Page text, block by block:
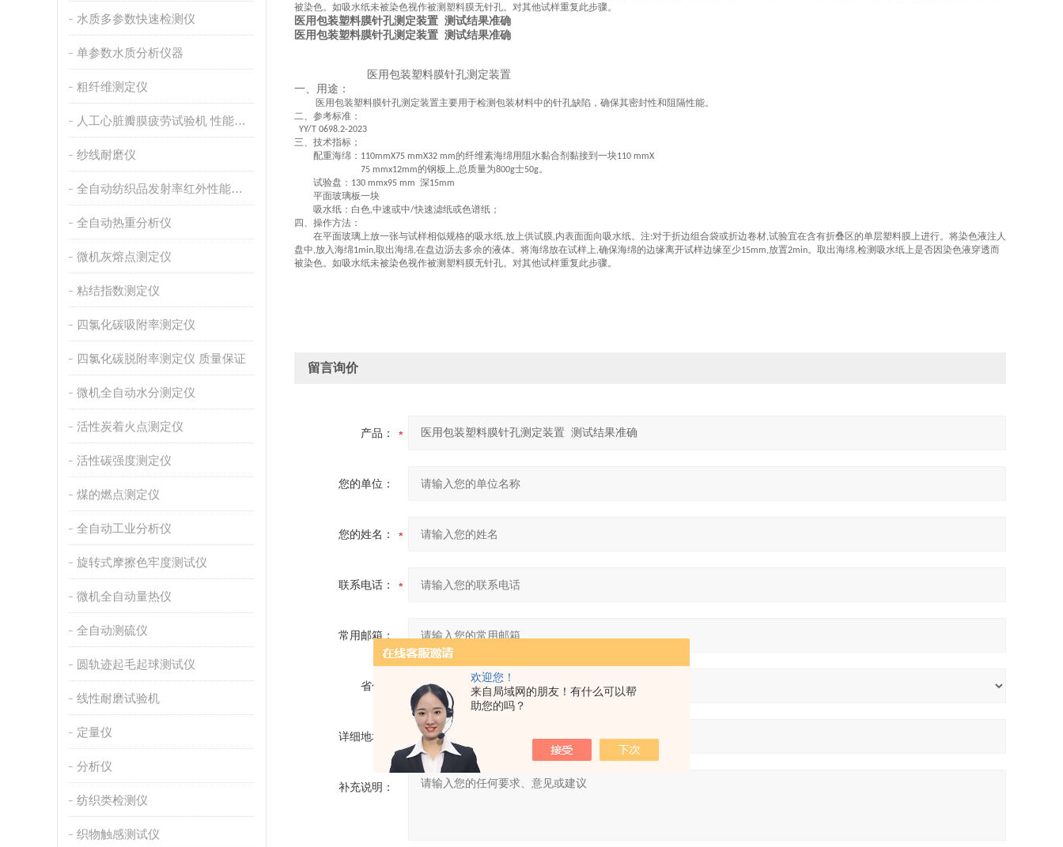
欢迎您！
来自局域网的朋友！有什么可以帮
助您的吗？
水质多参数快速检测仪
单参数水质分析仪器
粗纤维测定仪
人工心脏瓣膜疲劳试验机 性能稳定
纱线耐磨仪
全自动纺织品发射率红外性能分析
全自动热重分析仪
微机灰熔点测定仪
粘结指数测定仪
四氯化碳吸附率测定仪
四氯化碳脱附率测定仪 质量保证
微机全自动水分测定仪
活性炭着火点测定仪
活性碳强度测定仪
煤的燃点测定仪
全自动工业分析仪
旋转式摩擦色牢度测试仪
微机全自动量热仪
全自动测硫仪
圆轨迹起毛起球测试仪
线性耐磨试验机
定量仪
分析仪
纺织类检测仪
织物触感测试仪
被染色。如吸水纸未被染色视作被测塑料膜无针孔。对其他试样重复此步骤。
医用包装塑料膜针孔测定装置 测试结果准确
医用包装塑料膜针孔测定装置 测试结果准确
医用包装塑料膜针孔测定装置
一、 用途：
医用包装塑料膜针孔测定装置主要用于检测包装材料中的针孔缺陷，确保其密封性和阻隔性能。
二、 参考标准：
YY/T 0698.2-2023
三、 技术指标；
配重海绵： 110mmX75 mmX32 mm的纤维素海绵用阻水黏合剂黏接到一块110 mmX
75 mmx12mm的钢板上,总质量为800g士50g。
试验盘： 130 mmx95 mm 深15mm
平面玻璃板一块
吸水纸：白色,中速或中/快速滤纸或色谱纸；
四、 操作方法：
在平面玻璃上放一张与试样相似规格的吸水纸,放上供试膜,内表面面向吸水纸。注:对于折边组合袋或折边卷材,试验宜在含有折叠区的单层塑料膜上进行。将染色液注人
盘中,放入海绵1min,取出海绵,在盘边沥去多余的液体。将海绵放在试样上,确保海绵的边缘离开试样边缘至少15mm,放置2min。取出海绵,检测吸水纸上是否因染色液穿透而
被染色。如吸水纸未被染色视作被测塑料膜无针孔。对其他试样重复此步骤。
留言询价
产品：
您的单位：
您的姓名：
联系电话：
常用邮箱：
省份：
详细地址：
补充说明：